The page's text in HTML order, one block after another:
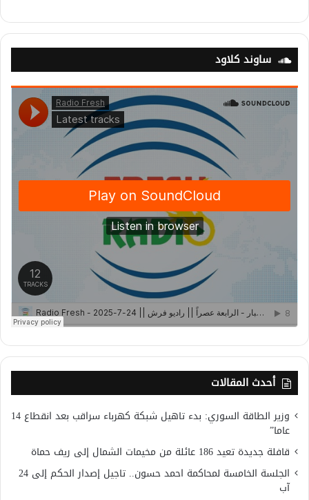
ساوند كلاود
أحدث المقالات
وزير الطاقة السوري: بدء تاهيل شبكة كهرباء سراقب بعد انقطاع 14
عاما”
قافلة جديدة تعيد 186 عائلة من مخيمات الشمال إلى ريف حماة
الجلسة الخامسة لمحاكمة احمد حسون.. تاجيل إصدار الحكم إلى 24
آب